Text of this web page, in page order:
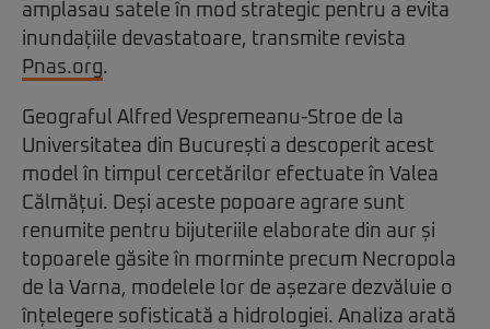
amplasau satele în mod strategic pentru a evita
inundațiile devastatoare, transmite revista
Pnas.org.
Geograful Alfred Vespremeanu-Stroe de la
Universitatea din București a descoperit acest
model în timpul cercetărilor efectuate în Valea
Călmățui. Deși aceste popoare agrare sunt
renumite pentru bijuteriile elaborate din aur și
topoarele găsite în morminte precum Necropola
de la Varna, modelele lor de așezare dezvăluie o
înțelegere sofisticată a hidrologiei. Analiza arată